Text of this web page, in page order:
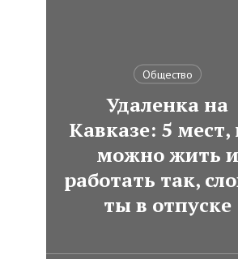
Общество
Удаленка на
Кавказе: 5 мест,
можно жить и
работать так,
ты в отпуске